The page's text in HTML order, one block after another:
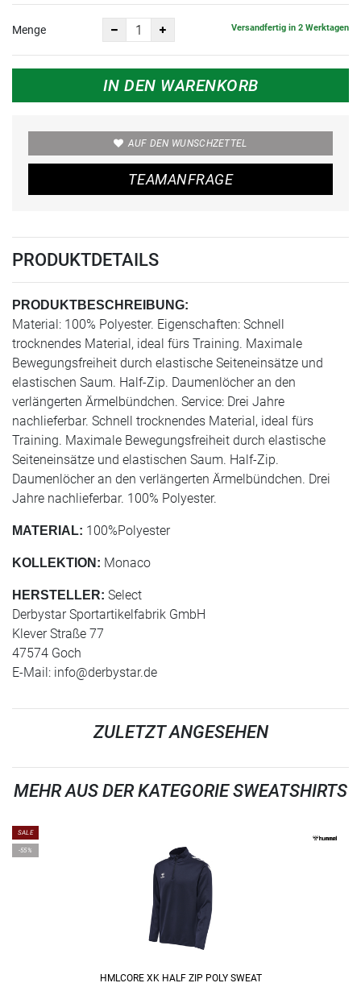
Menge Versandfertig in 2 Werktagen
IN DEN WARENKORB
AUF DEN WUNSCHZETTEL
TEAMANFRAGE
PRODUKTDETAILS
PRODUKTBESCHREIBUNG:
Material: 100% Polyester. Eigenschaften: Schnell
trocknendes Material, ideal fürs Training. Maximale
Bewegungsfreiheit durch elastische Seiteneinsätze und
elastischen Saum. Half-Zip. Daumenlöcher an den
verlängerten Ärmelbündchen. Service: Drei Jahre
nachlieferbar. Schnell trocknendes Material, ideal fürs
Training. Maximale Bewegungsfreiheit durch elastische
Seiteneinsätze und elastischen Saum. Half-Zip.
Daumenlöcher an den verlängerten Ärmelbündchen. Drei
Jahre nachlieferbar. 100% Polyester.
MATERIAL: 100%Polyester
KOLLEKTION: Monaco
HERSTELLER: Select
Derbystar Sportartikelfabrik GmbH
Klever Straße 77
47574 Goch
E-Mail: info@derbystar.de
ZULETZT ANGESEHEN
MEHR AUS DER KATEGORIE SWEATSHIRTS
SALE
-55%
HMLCORE XK HALF ZIP POLY SWEAT